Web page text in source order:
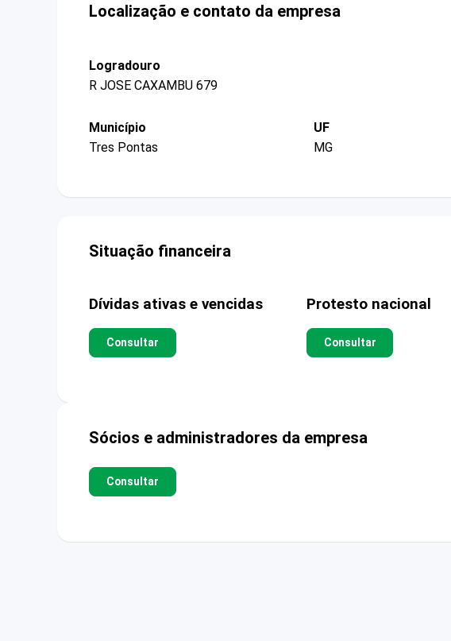
Localização e contato da empresa
Logradouro
R JOSE CAXAMBU 679
Município
Tres Pontas
UF
MG
Situação financeira
Dívidas ativas e vencidas
Consultar
Protesto nacional
Consultar
Sócios e administradores da empresa
Consultar